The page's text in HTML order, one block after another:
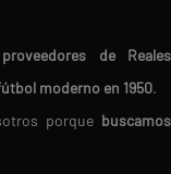
proveedores de Reales
moderno en 1950.
porque buscamos